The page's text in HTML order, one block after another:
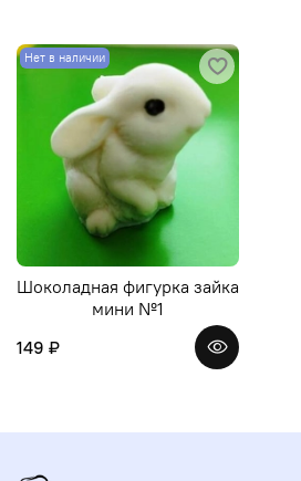
Нет в наличии
Шоколадная фигурка зайка
мини №1
149 ₽